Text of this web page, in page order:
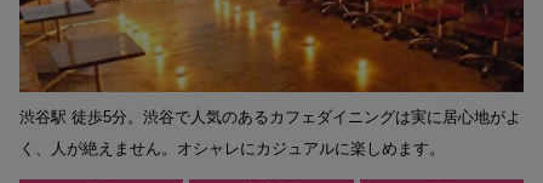
渋谷駅 徒歩5分。渋谷で人気のあるカフェダイニングは実に居心地がよ
く、人が絶えません。オシャレにカジュアルに楽しめます。